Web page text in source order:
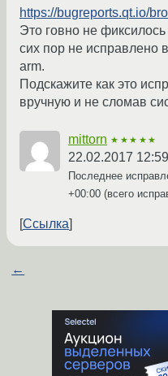
https://bugreports.qt.io/
Это говно не фиксилось
сих пор не исправлено
arm.
Подскажите как это
вручную и не сломав
mittorn ★★★★★
22.02.2017
Последнее
+00:00 (всего
Ссылка
←